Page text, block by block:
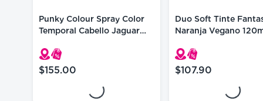
Punky Colour Spray Color
Temporal Cabello Jaguar
$155.00
precio actual $155.00
Loading...
Duo Soft Tinte
Naranja Vegano
$107.90
precio actual
Loading...